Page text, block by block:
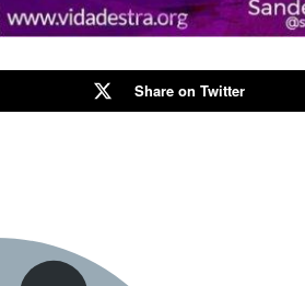
Share on Twitter